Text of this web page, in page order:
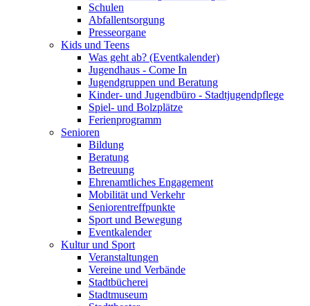
Schulen
Abfallentsorgung
Presseorgane
Kids und Teens
Was geht ab? (Eventkalender)
Jugendhaus - Come In
Jugendgruppen und Beratung
Kinder- und Jugendbüro - Stadtjugendpflege
Spiel- und Bolzplätze
Ferienprogramm
Senioren
Bildung
Beratung
Betreuung
Ehrenamtliches Engagement
Mobilität und Verkehr
Seniorentreffpunkte
Sport und Bewegung
Eventkalender
Kultur und Sport
Veranstaltungen
Vereine und Verbände
Stadtbücherei
Stadtmuseum